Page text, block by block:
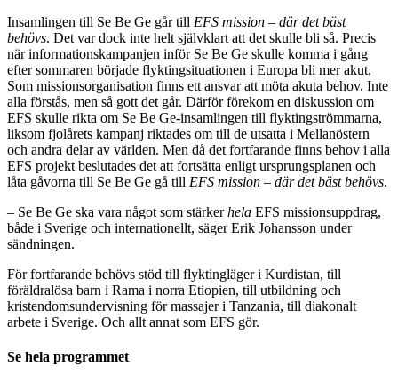
Insamlingen till Se Be Ge går till EFS mission – där det bäst
behövs. Det var dock inte helt självklart att det skulle bli så. Precis
när informationskampanjen inför Se Be Ge skulle komma i gång
efter sommaren började flyktingsituationen i Europa bli mer akut.
Som missionsorganisation finns ett ansvar att möta akuta behov. Inte
alla förstås, men så gott det går. Därför förekom en diskussion om
EFS skulle rikta om Se Be Ge-insamlingen till flyktingströmmarna,
liksom fjolårets kampanj riktades om till de utsatta i Mellanöstern
och andra delar av världen. Men då det fortfarande finns behov i alla
EFS projekt beslutades det att fortsätta enligt ursprungsplanen och
låta gåvorna till Se Be Ge gå till EFS mission – där det bäst behövs.
– Se Be Ge ska vara något som stärkerhela EFS missionsuppdrag,
både i Sverige och internationellt, säger Erik Johansson under
sändningen.
För fortfarande behövs stöd till flyktingläger i Kurdistan, till
föräldralösa barn i Rama i norra Etiopien, till utbildning och
kristendomsundervisning för massajer i Tanzania, till diakonalt
arbete i Sverige. Och allt annat som EFS gör.
Se hela programmet